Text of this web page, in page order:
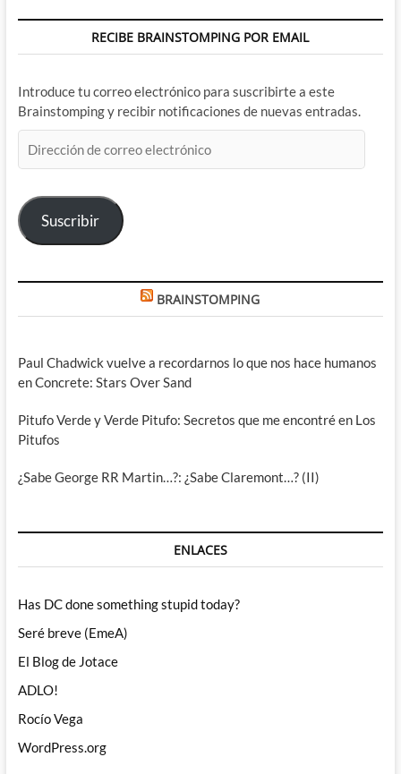
RECIBE BRAINSTOMPING POR EMAIL
Introduce tu correo electrónico para suscribirte a este
Brainstomping y recibir notificaciones de nuevas entradas.
de
electrónico
Suscribir
BRAINSTOMPING
Paul Chadwick vuelve a recordarnos lo que nos hace humanos
en Concrete: Stars Over Sand
Pitufo Verde y Verde Pitufo: Secretos que me encontré en Los
Pitufos
¿Sabe George RR Martin…?: ¿Sabe Claremont…? (II)
ENLACES
Has DC done something stupid today?
Seré breve (EmeA)
El Blog de Jotace
ADLO!
Rocío Vega
WordPress.org